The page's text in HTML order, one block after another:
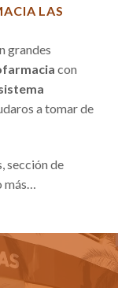
LAS
grandes
con
a tomar de
sección de